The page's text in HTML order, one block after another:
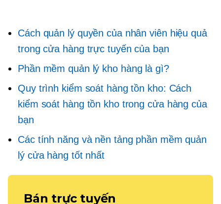
Cách quản lý quyền của nhân viên hiệu quả
trong cửa hàng trực tuyến của bạn
Phần mềm quản lý kho hàng là gì?
Quy trình kiểm soát hàng tồn kho: Cách
kiểm soát hàng tồn kho trong cửa hàng của
bạn
Các tính năng và nền tảng phần mềm quản
lý cửa hàng tốt nhất
Bán trực tuyến